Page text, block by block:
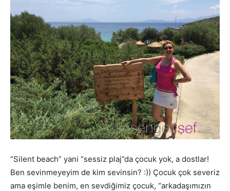
“Silent beach” yani “sessiz plaj”da çocuk yok, a dostlar!
Ben sevinmeyeyim de kim sevinsin? :)) Çocuk çok severiz
ama eşimle benim, en sevdiğimiz çocuk, “arkadaşımızın